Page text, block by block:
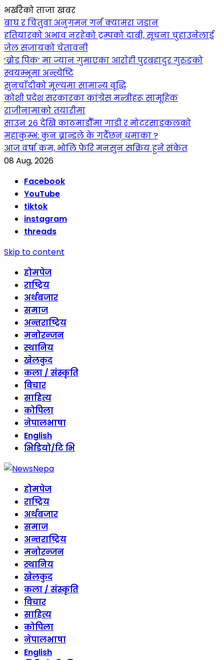
भर्खरैको ताजा खबर
बाघ र चितुवा अनुगमन गर्न क्यामरा जडान
हतियारको अभाव नरहेको ट्रम्पको दाबी, सूचना चुहाउनेलाई
जेल सजायको चेतावनी
‘ब्रोड पिक’ मा ज्यान गुमाएका आराेही पुरबहादुर गुरुङको
स्वयम्भूमा अन्त्येष्टि
सुनचाँदीको मूल्यमा सामान्य वृद्धि
कोशी प्रदेश सरकारका कांग्रेस मन्त्रीहरू सामूहिक
राजीनामाको तयारीमा
साउन २६ देखि काठमाडौँमा गाडी र मोटरसाइकलको
महाकुम्भ: कुन ब्रान्डले के गर्दैछन् धमाका ?
आज वर्षा कम, भोलि फेरि मनसुन सक्रिय हुने संकेत
08 Aug, 2026
Facebook
YouTube
tiktok
instagram
threads
Skip to content
होमपेज
राष्ट्रिय
अर्थबजार
समाज
अन्तराष्ट्रिय
मनोरन्जन
स्थानिय
खेलकुद
कला / संस्कृति
विचार
साहित्य
कोपिला
नेपालभाषा
English
भिडियो/टि भि
होमपेज
राष्ट्रिय
अर्थबजार
समाज
अन्तराष्ट्रिय
मनोरन्जन
स्थानिय
खेलकुद
कला / संस्कृति
विचार
साहित्य
कोपिला
नेपालभाषा
English